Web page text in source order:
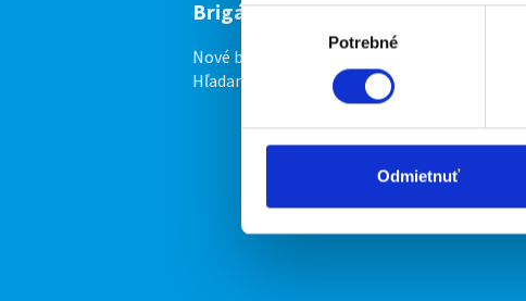
Výber
Potrebné
Odmietnuť
Brigádnici
Nové brigády
Hľadané brigády
Firmy